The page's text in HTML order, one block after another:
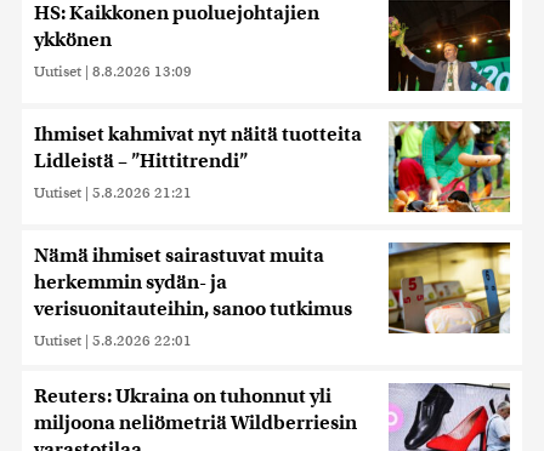
HS: Kaikkonen puoluejohtajien
ykkönen
Uutiset | 8.8.2026 13:09
Ihmiset kahmivat nyt näitä tuotteita
Lidleistä – ”Hittitrendi”
Uutiset | 5.8.2026 21:21
Nämä ihmiset sairastuvat muita
herkemmin sydän- ja
verisuonitauteihin, sanoo tutkimus
Uutiset | 5.8.2026 22:01
Reuters: Ukraina on tuhonnut yli
miljoona neliömetriä Wildberriesin